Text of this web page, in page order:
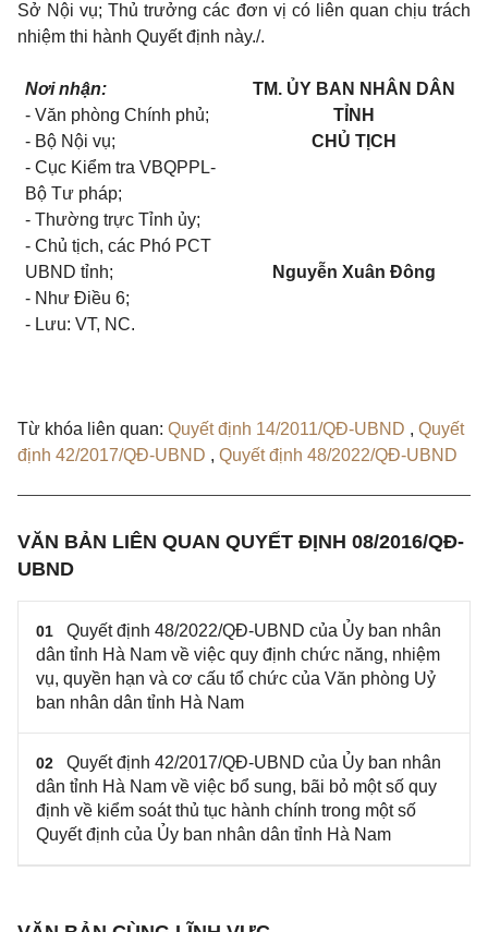
Sở Nội vụ; Thủ trưởng các đơn vị có liên quan chịu trách
nhiệm thi hành Quyết định này./.
Nơi nhận:
- Văn phòng Chính phủ;
- Bộ Nội vụ;
- Cục Kiểm tra VBQPPL-
Bộ Tư pháp;
- Thường trực Tỉnh ủy;
- Chủ tịch, các Phó PCT
UBND tỉnh;
- Như Điều 6;
- Lưu: VT, NC.
TM. ỦY BAN NHÂN DÂN
TỈNH
CHỦ TỊCH
Nguyễn Xuân Đông
Từ khóa liên quan: Quyết định 14/2011/QĐ-UBND , Quyết
định 42/2017/QĐ-UBND , Quyết định 48/2022/QĐ-UBND
VĂN BẢN LIÊN QUAN QUYẾT ĐỊNH 08/2016/QĐ-
UBND
01
Quyết định 48/2022/QĐ-UBND của Ủy ban nhân
dân tỉnh Hà Nam về việc quy định chức năng, nhiệm
vụ, quyền hạn và cơ cấu tổ chức của Văn phòng Uỷ
ban nhân dân tỉnh Hà Nam
02
Quyết định 42/2017/QĐ-UBND của Ủy ban nhân
dân tỉnh Hà Nam về việc bổ sung, bãi bỏ một số quy
định về kiểm soát thủ tục hành chính trong một số
Quyết định của Ủy ban nhân dân tỉnh Hà Nam